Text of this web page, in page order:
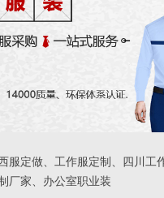
服定做、工作服定制、四川工
厂家、办公室职业装